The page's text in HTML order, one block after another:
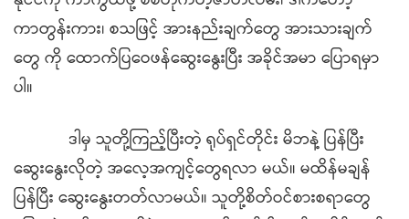
ကာတွန်းကား၊ စသဖြင့် အားနည်းချက်တွေ အားသားချက်
တွေ ကို ထောက်ပြဝေဖန်ဆွေးနွေးပြီး အခိုင်အမာ ပြောရမှာ
ပါ။
ဒါမှ သူတို့ကြည့်ပြီးတဲ့ ရုပ်ရှင်တိုင်း မိဘနဲ့ ပြန်ပြီး
ဆွေးနွေးလိုတဲ့ အလေ့အကျင့်တွေရလာ မယ်။ မထိန်မချန်
ပြန်ပြီး ဆွေးနွေးတတ်လာမယ်။ သူတို့စိတ်ဝင်စားစရာတွေ